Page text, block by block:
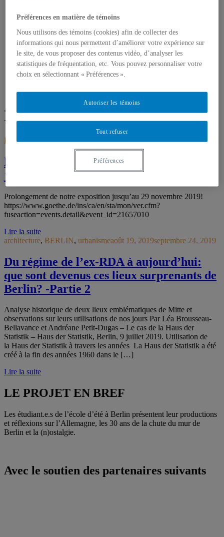
MA PERCEPTION DU MUR
BERLIN-PRAGUE
CONTACT
Berlin
Étiquette :Berlin
BERLIN,Histoire,Réflexionoctobre 17, 2019octobre 17, 2019
Prolongement expo – 1989-2019/ Berlin,
je me souviens – Berlin, ich denk an Dich
Prolongement de notre exposition jusqu’au 29 novembre 2019!
https://www.goethe.de/ins/ca/en/sta/mon/ver.cfm?
fuseaction=events.detail&event_id=21657010
Lire la suite
architecture, BERLIN, urbanismeaoût 19, 2019septembre 24, 2019
Du régime de l’ex-RDA à aujourd’hui:
que sont devenus ces lieux surprenants de
Berlin? -Partie 2
Analyse historique de deux lieux emblématiques de Mitte et
observations sur leurs utilisations de nos jours Par Léa Brousseau-
Bellavance et Andréane Petit-Dugas – Le cas de la Haus der
Statistik – Haus der Statistik, Berlin, 9 juillet 2019. Utilisation de
la Haus der Statistik à travers les années La Haus der Statistik a été
créé à la fin des années 1960 dans le […]
Lire la suite
LE PROJET EN BREF
Les étudiant.e.s de l’école d’été à Berlin présentent leur productions
et réflexions sur l’Allemagne, les 30 ans de la chute du mur de
Berlin et la (n)ostalgie.
Avec le soutien des partenaires suivants
Préférences en matière de témoins
Nous utilisons des témoins (cookies) afin de collecter des
informations qui nous permettent d’améliorer votre expérience sur
le site, de vous proposer des contenus vidéo, d’analyser les
statistiques de fréquentation, etc. Vous pouvez personnaliser votre
choix en sélectionnant « Préférences ».
Tout refuser
Autoriser les témoins
Préférences